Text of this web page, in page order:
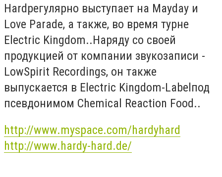
Hardрегулярно выступает на Mayday и
Love Parade, а также, во время турне
Electric Kingdom..Наряду со своей
продукцией от компании звукозаписи -
LowSpirit Recordings, он также
выпускается в Electric Kingdom-Labelпод
псевдонимом Chemical Reaction Food..
http://www.myspace.com/hardyhard
http://www.hardy-hard.de/